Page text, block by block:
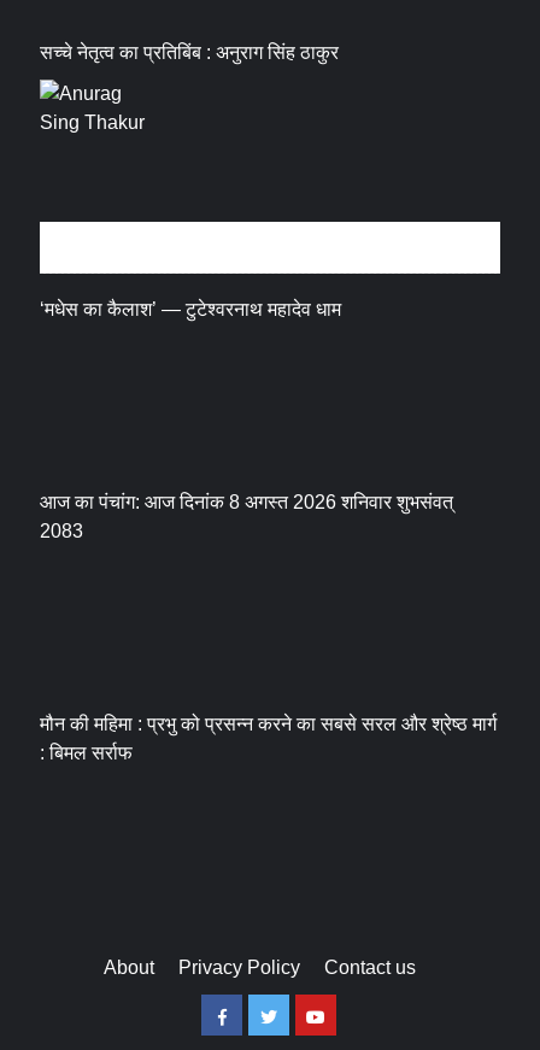
सच्चे नेतृत्व का प्रतिबिंब : अनुराग सिंह ठाकुर
‘मधेस का कैलाश’ — टुटेश्वरनाथ महादेव धाम
आज का पंचांग: आज दिनांक 8 अगस्त 2026 शनिवार शुभसंवत्
2083
मौन की महिमा : प्रभु को प्रसन्न करने का सबसे सरल और श्रेष्ठ मार्ग
: बिमल सर्राफ
About Privacy Policy Contact us
FacebookTwitterYoutube